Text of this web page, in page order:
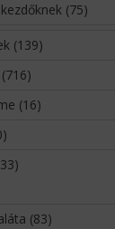
(75)
(139)
(716)
(16)
(83)